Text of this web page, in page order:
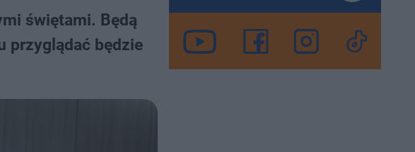
świętami. Będą
przyglądać będzie